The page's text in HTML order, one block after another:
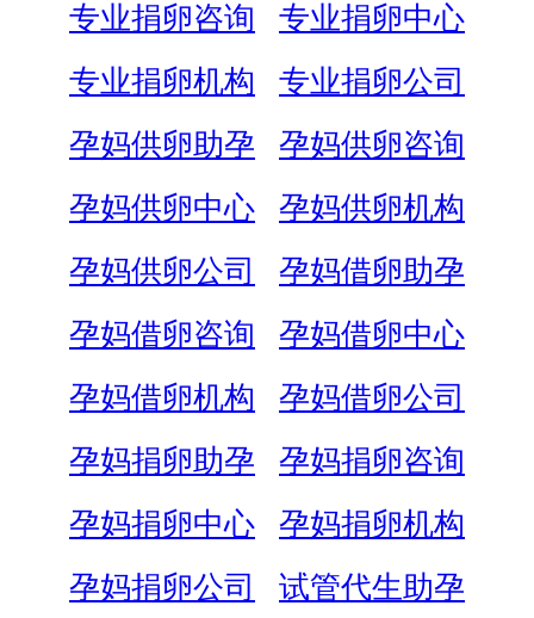
专业捐卵咨询
专业捐卵中心
专业捐卵机构
专业捐卵公司
孕妈供卵助孕
孕妈供卵咨询
孕妈供卵中心
孕妈供卵机构
孕妈供卵公司
孕妈借卵助孕
孕妈借卵咨询
孕妈借卵中心
孕妈借卵机构
孕妈借卵公司
孕妈捐卵助孕
孕妈捐卵咨询
孕妈捐卵中心
孕妈捐卵机构
孕妈捐卵公司
试管代生助孕